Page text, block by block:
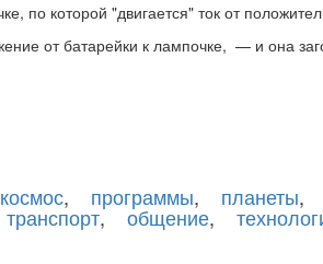
по которой "двигается" ток от
от батарейки к лампочке, — и она
космос, программы, планеты,
транспорт, общение,